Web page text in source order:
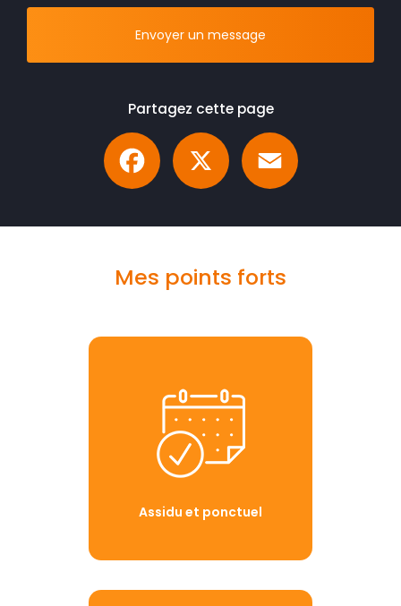
Envoyer un message
Partagez cette page
Facebook
Mes points forts
Assidu et ponctuel